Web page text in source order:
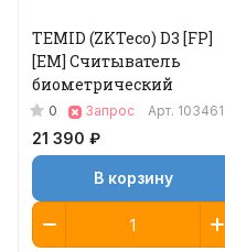
TEMID (ZKTeco) D3 [FP]
[EM] Считыватель
биометрический
0 Запрос Арт. 103461
21 390 ₽
В корзину